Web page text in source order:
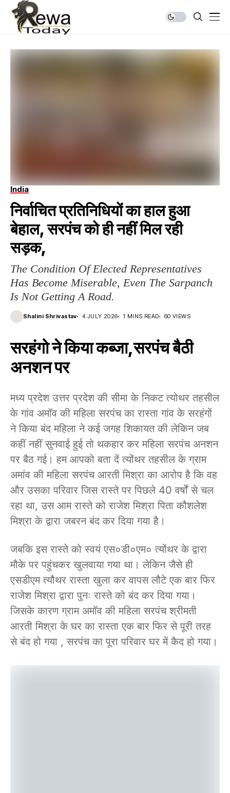
India
निर्वाचित प्रतिनिधियों का हाल हुआ
बेहाल, सरपंच को ही नहीं मिल रही
सड़क,
The Condition Of Elected Representatives
Has Become Miserable, Even The Sarpanch
Is Not Getting A Road.
Shalini Shrivastav 4 JULY 2026 1 MINS READ 60 VIEWS
सरहंगो ने किया कब्जा,सरपंच बैठी
अनशन पर
मध्य प्रदेश उत्तर प्रदेश की सीमा के निकट त्योथर तहसील
के गांव अमॉव की महिला सरपंच का रास्ता गांव के सरहंगों
ने किया बंद महिला ने कई जगह शिकायत की लेकिन जब
कहीं नहीं सुनवाई हुई तो थकहार कर महिला सरपंच अनशन
पर बैठ गई। हम आपको बता दें त्योंथर तहसील के ग्राम
अमांव की महिला सरपंच आरती मिश्रा का आरोप है कि वह
और उसका परिवार जिस रास्ते पर पिछले 40 वर्षों से चल
रहा था, उस आम रास्ते को राजेश मिश्रा पिता कौशलेश
मिश्रा के द्वारा जबरन बंद कर दिया गया है।
जबकि इस रास्ते को स्वयं एस०डी०एम० त्योंथर के द्वारा
मौके पर पहुंचकर खुलवाया गया था। लेकिन जैसे ही
एसडीएम त्यौथर रास्ता खुला कर वापस लौटे एक बार फिर
राजेश मिश्रा द्वारा पुनः रास्ते को बंद कर दिया गया।
जिसके कारण ग्राम अमॉव की महिला सरपंच श्रीमती
आरती मिश्रा के घर का रास्ता एक बार फिर से पूरी तरह
से बंद हो गया , सरपंच का पूरा परिवार घर में कैद हो गया।